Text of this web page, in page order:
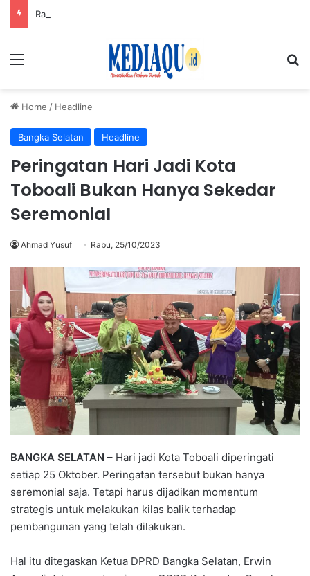
Menu
Home / Headline
Bangka Selatan Headline
Peringatan Hari Jadi Kota
Toboali Bukan Hanya Sekedar
Seremonial
Ahmad Yusuf Rabu, 25/10/2023
BANGKA SELATAN – Hari jadi Kota Toboali diperingati
setiap 25 Oktober. Peringatan tersebut bukan hanya
seremonial saja. Tetapi harus dijadikan momentum
strategis untuk melakukan kilas balik terhadap
pembangunan yang telah dilakukan.
Hal itu ditegaskan Ketua DPRD Bangka Selatan, Erwin